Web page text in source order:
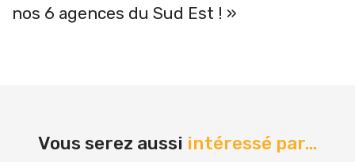
nos 6 agences du Sud Est ! »
Vous serez aussi intéressé par...